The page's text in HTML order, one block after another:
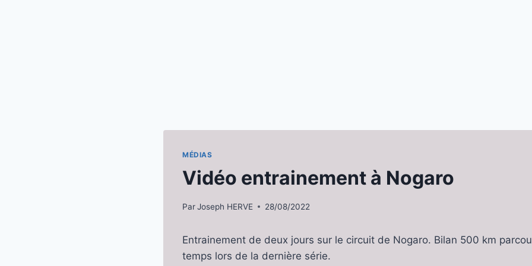
MÉDIAS
Vidéo entrainement à Nogaro
ParJoseph HERVE 28/08/2022
Entrainement de deux jours sur le circuit de Nogaro. Bilan 500 km
temps lors de la dernière série.